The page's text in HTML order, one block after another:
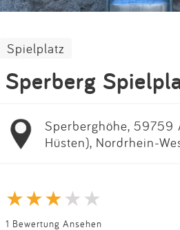
Spielplatz
Sperberg
Sperberghöhe, 59759
Hüsten), Nordrhein-
1 Bewertung Ansehen